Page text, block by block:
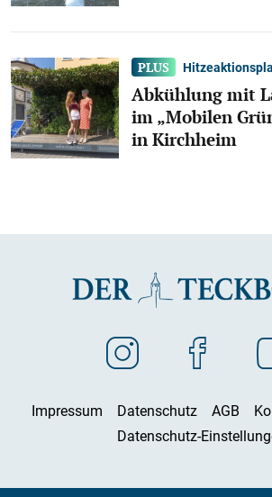
Abkühlung mit
im „Mobilen
in Kirchheim
Impressum Datenschutz AGB
Datenschutz-